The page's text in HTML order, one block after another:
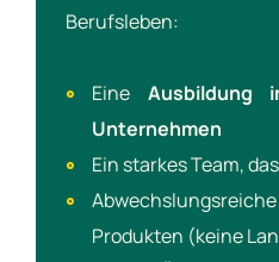
Berufsleben:
Eine Ausbildung
Unternehmen
Ein starkes Team,
Produkten (keine